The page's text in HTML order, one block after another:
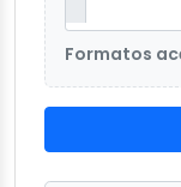
Formatos